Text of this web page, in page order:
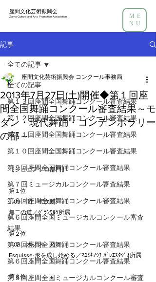
座間文化芸術振興会
Zama Culture and Arts Promotion Association
ME
NU
記事
全ての記事
第１３回座間全国舞踊コンクール審査結果
第１２回座間全国舞踊コンクール審査結果
第１１回座間全国舞踊コンクール審査結果
第１０回座間全国舞踊コンクール審査結果
第９回座間全国舞踊コンクール審査結果
第７回ミュージカルコンクール審査結果
第８回座間全国舞踊コンクール審査結果
第６回座間全国ミュージカルコンクール審査
結果
第７回座間全国舞踊コンクール審査結果
第６回座間全国舞踊コンクール審査結果
第５回座間全国ミュージカルコンクール審査
全ての記事
2013年7月27日(土)開催◆第１回座
間全国舞踊コンクール審査結果～モ
ダン・現代舞踊・コンテンポラリー
の部～
座間文化芸術振興会 コンクール事務局
【ジュニアソロ部門】
第１位
J-09　間　聖次朗
無二の道／ｸﾞﾗﾝﾜﾙﾂ所属
第２位
J-08　木ノ内　乃々
Esquisse-形を成し始める／ﾏﾕﾐｷﾉｳﾁ ﾊﾞﾚｴｽﾀｼﾞｵ所属
第３位